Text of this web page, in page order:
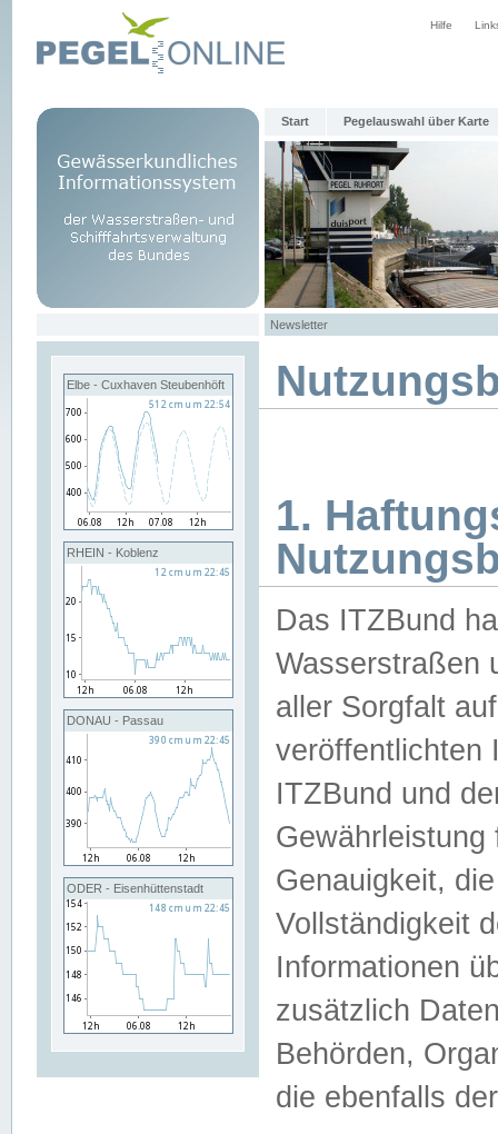
Hilfe
Start Pegelauswahl über Karte
Newsletter
Elbe - Cuxhaven Steubenhöft
RHEIN - Koblenz
DONAU - Passau
ODER - Eisenhüttenstadt
1.
Das ITZBund
Wasserstraßen
aller Sorgfalt
veröffentlichten
ITZBund und
Genauigkeit,
Vollständigkeit
Informationen
zusätzlich
Behörden,
die ebenfalls